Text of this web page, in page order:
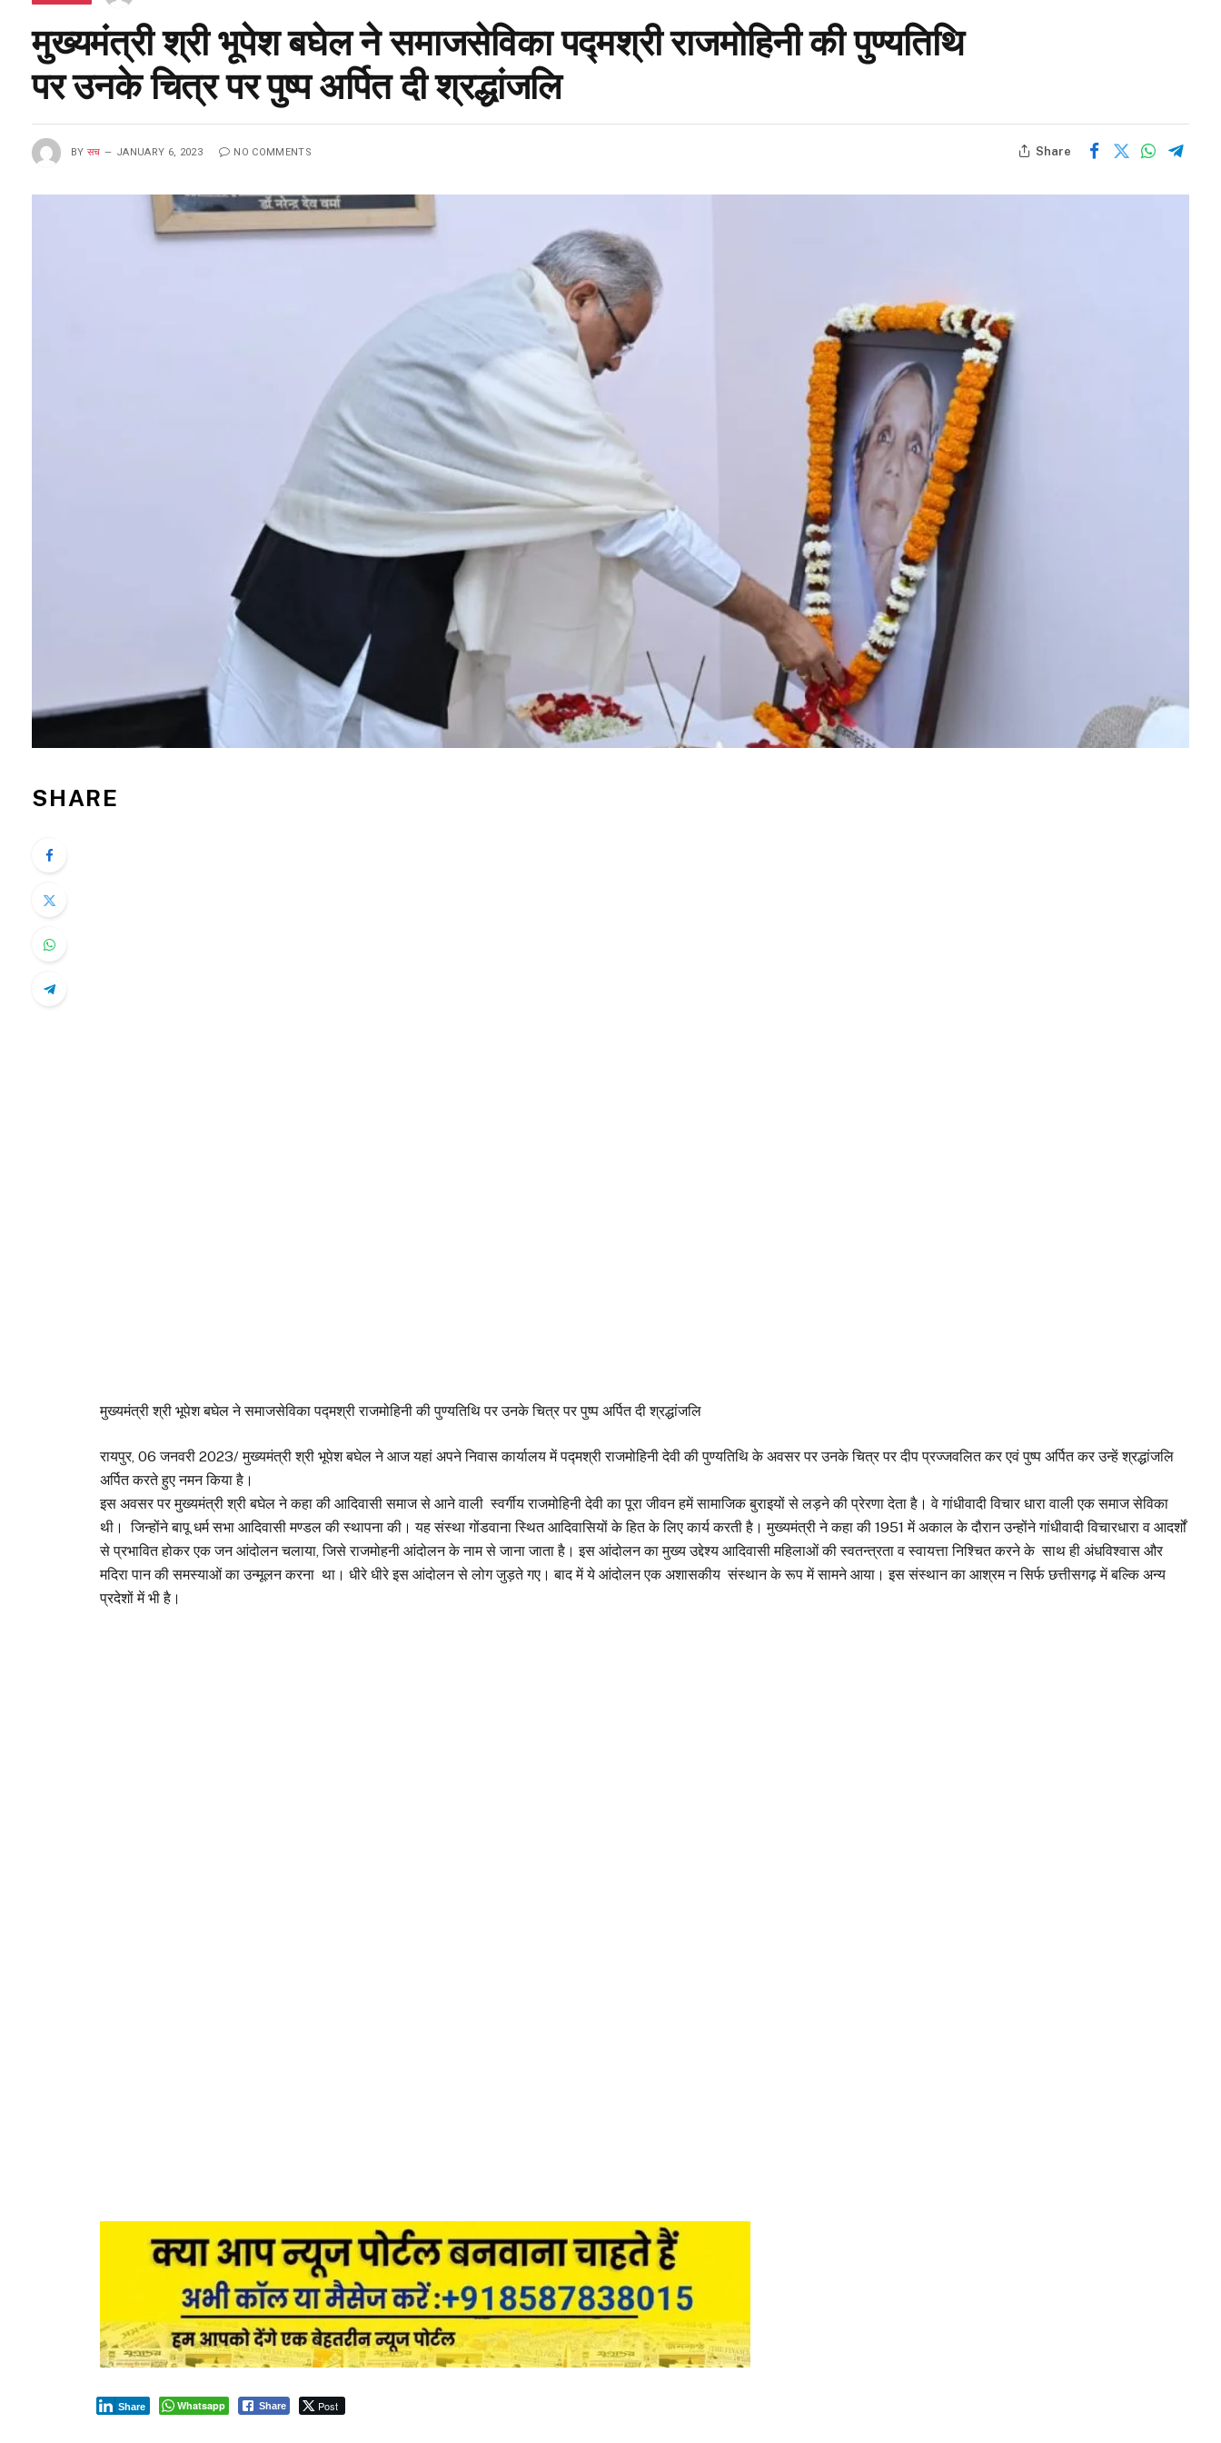
मुख्यमंत्री श्री भूपेश बघेल ने समाजसेविका पद्मश्री राजमोहिनी की पुण्यतिथि
पर उनके चित्र पर पुष्प अर्पित दी श्रद्धांजलि
BY सच JANUARY 6, 2023 NO COMMENTS Share
SHARE
मुख्यमंत्री श्री भूपेश बघेल ने समाजसेविका पद्मश्री राजमोहिनी की पुण्यतिथि पर उनके चित्र पर पुष्प अर्पित दी श्रद्धांजलि
रायपुर, 06 जनवरी 2023/ मुख्यमंत्री श्री भूपेश बघेल ने आज यहां अपने निवास कार्यालय में पद्मश्री राजमोहिनी देवी की पुण्यतिथि के अवसर पर उनके चित्र पर दीप प्रज्जवलित कर एवं पुष्प अर्पित कर उन्हें श्रद्धांजलि
अर्पित करते हुए नमन किया है।
इस अवसर पर मुख्यमंत्री श्री बघेल ने कहा की आदिवासी समाज से आने वाली स्वर्गीय राजमोहिनी देवी का पूरा जीवन हमें सामाजिक बुराइयों से लड़ने की प्रेरणा देता है। वे गांधीवादी विचार धारा वाली एक समाज सेविका
थी। जिन्होंने बापू धर्म सभा आदिवासी मण्डल की स्थापना की। यह संस्था गोंडवाना स्थित आदिवासियों के हित के लिए कार्य करती है। मुख्यमंत्री ने कहा की 1951 में अकाल के दौरान उन्होंने गांधीवादी विचारधारा व आदर्शों
से प्रभावित होकर एक जन आंदोलन चलाया, जिसे राजमोहनी आंदोलन के नाम से जाना जाता है। इस आंदोलन का मुख्य उद्देश्य आदिवासी महिलाओं की स्वतन्त्रता व स्वायत्ता निश्चित करने के साथ ही अंधविश्वास और
मदिरा पान की समस्याओं का उन्मूलन करना था। धीरे धीरे इस आंदोलन से लोग जुड़ते गए। बाद में ये आंदोलन एक अशासकीय संस्थान के रूप में सामने आया। इस संस्थान का आश्रम न सिर्फ छत्तीसगढ़ में बल्कि अन्य
प्रदेशों में भी है।
Whatsapp Share Post
Share